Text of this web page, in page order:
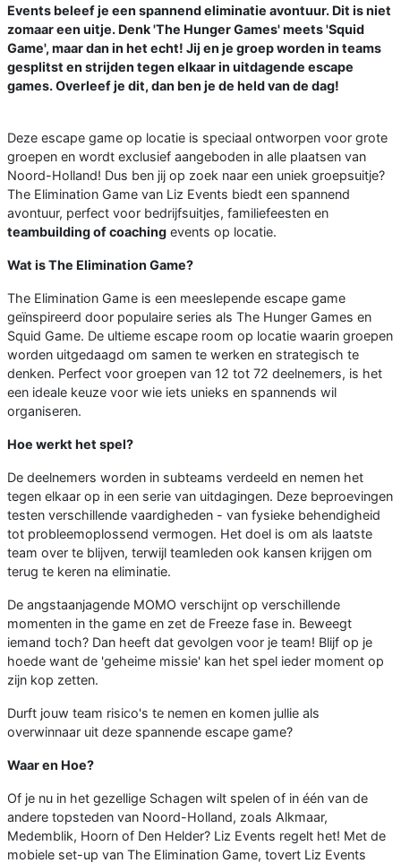
Events beleef je een spannend eliminatie avontuur. Dit is niet
zomaar een uitje. Denk 'The Hunger Games' meets 'Squid
Game', maar dan in het echt! Jij en je groep worden in teams
gesplitst en strijden tegen elkaar in uitdagende escape
games. Overleef je dit, dan ben je de held van de dag!
Deze escape game op locatie is speciaal ontworpen voor grote
groepen en wordt exclusief aangeboden in alle plaatsen van
Noord-Holland! Dus ben jij op zoek naar een uniek groepsuitje?
The Elimination Game van Liz Events biedt een spannend
avontuur, perfect voor bedrijfsuitjes, familiefeesten en
teambuilding of coaching events op locatie.
Wat is The Elimination Game?
The Elimination Game is een meeslepende escape game
geïnspireerd door populaire series als The Hunger Games en
Squid Game. De ultieme escape room op locatie waarin groepen
worden uitgedaagd om samen te werken en strategisch te
denken. Perfect voor groepen van 12 tot 72 deelnemers, is het
een ideale keuze voor wie iets unieks en spannends wil
organiseren.
Hoe werkt het spel?
De deelnemers worden in subteams verdeeld en nemen het
tegen elkaar op in een serie van uitdagingen. Deze beproevingen
testen verschillende vaardigheden - van fysieke behendigheid
tot probleemoplossend vermogen. Het doel is om als laatste
team over te blijven, terwijl teamleden ook kansen krijgen om
terug te keren na eliminatie.
De angstaanjagende MOMO verschijnt op verschillende
momenten in the game en zet de Freeze fase in. Beweegt
iemand toch? Dan heeft dat gevolgen voor je team! Blijf op je
hoede want de 'geheime missie' kan het spel ieder moment op
zijn kop zetten.
Durft jouw team risico's te nemen en komen jullie als
overwinnaar uit deze spannende escape game?
Waar en Hoe?
Of je nu in het gezellige Schagen wilt spelen of in één van de
andere topsteden van Noord-Holland, zoals Alkmaar,
Medemblik, Hoorn of Den Helder? Liz Events regelt het! Met de
mobiele set-up van The Elimination Game, tovert Liz Events